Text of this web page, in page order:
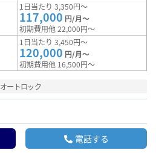
1日当たり 3,350円～
117,000 円/月～
初期費用他 22,000円～
1日当たり 3,450円～
120,000 円/月～
初期費用他 16,500円～
オートロック
電話する